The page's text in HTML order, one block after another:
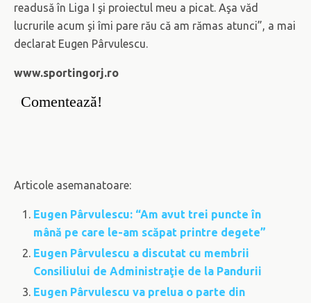
readusă în Liga I şi proiectul meu a picat. Aşa văd
lucrurile acum şi îmi pare rău că am rămas atunci”, a mai
declarat Eugen Pârvulescu.
www.sportingorj.ro
Comentează!
Articole asemanatoare:
Eugen Pârvulescu: “Am avut trei puncte în
mână pe care le-am scăpat printre degete”
Eugen Pârvulescu a discutat cu membrii
Consiliului de Administraţie de la Pandurii
Eugen Pârvulescu va prelua o parte din